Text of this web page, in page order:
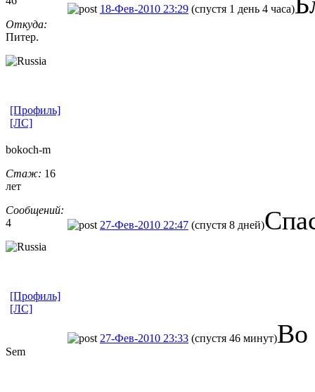
Откуда:
Питер.
18-Фев-2010 23:29 (спустя 1 день 4 часа)
[Профиль]
[ЛС]
bokoch-m
Стаж: 16
лет
Сообщений:
4
27-Фев-2010 22:47 (спустя 8 дней)
[Профиль]
[ЛС]
Sem
27-Фев-2010 23:33 (спустя 46 минут)Во